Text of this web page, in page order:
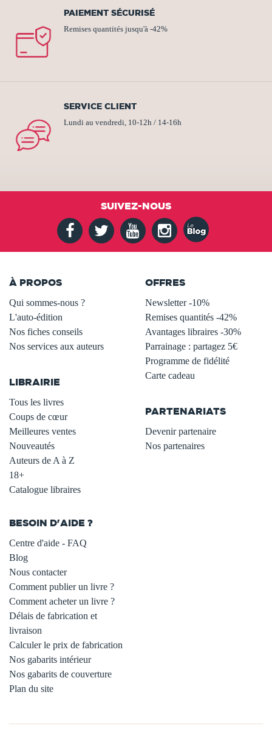
PAIEMENT SÉCURISÉ
Remises quantités jusqu'à -42%
SERVICE CLIENT
Lundi au vendredi, 10-12h / 14-16h
SUIVEZ-NOUS
À PROPOS
Qui sommes-nous ?
L'auto-édition
Nos fiches conseils
Nos services aux auteurs
LIBRAIRIE
Tous les livres
Coups de cœur
Meilleures ventes
Nouveautés
Auteurs de A à Z
18+
Catalogue libraires
OFFRES
Newsletter -10%
Remises quantités -42%
Avantages libraires -30%
Parrainage : partagez 5€
Programme de fidélité
Carte cadeau
PARTENARIATS
Devenir partenaire
Nos partenaires
BESOIN D'AIDE ?
Centre d'aide - FAQ
Blog
Nous contacter
Comment publier un livre ?
Comment acheter un livre ?
Délais de fabrication et
livraison
Calculer le prix de fabrication
Nos gabarits intérieur
Nos gabarits de couverture
Plan du site